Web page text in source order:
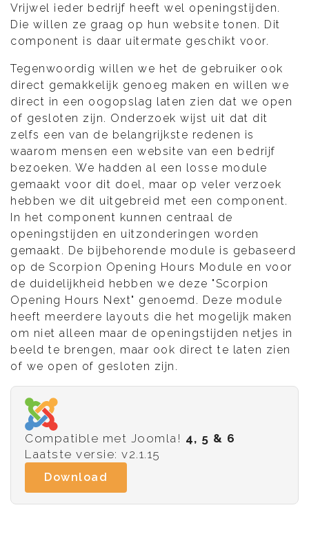
Vrijwel ieder bedrijf heeft wel openingstijden.
Die willen ze graag op hun website tonen. Dit
component is daar uitermate geschikt voor.
Tegenwoordig willen we het de gebruiker ook
direct gemakkelijk genoeg maken en willen we
direct in een oogopslag laten zien dat we open
of gesloten zijn. Onderzoek wijst uit dat dit
zelfs een van de belangrijkste redenen is
waarom mensen een website van een bedrijf
bezoeken. We hadden al een losse module
gemaakt voor dit doel, maar op veler verzoek
hebben we dit uitgebreid met een component.
In het component kunnen centraal de
openingstijden en uitzonderingen worden
gemaakt. De bijbehorende module is gebaseerd
op de Scorpion Opening Hours Module en voor
de duidelijkheid hebben we deze "Scorpion
Opening Hours Next" genoemd. Deze module
heeft meerdere layouts die het mogelijk maken
om niet alleen maar de openingstijden netjes in
beeld te brengen, maar ook direct te laten zien
of we open of gesloten zijn.
Compatible met Joomla! 4, 5 & 6
Laatste versie: v2.1.15
Download